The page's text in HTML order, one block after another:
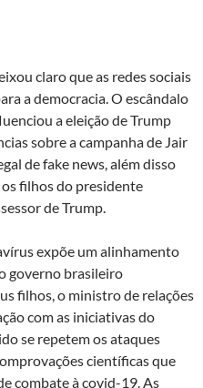
claro que as redes sociais
a democracia. O escândalo
a eleição de Trump
sobre a campanha de Jair
de fake news, além disso
filhos do presidente
de Trump.
expõe um alinhamento
governo brasileiro
filhos, o ministro de relações
com as iniciativas do
se repetem os ataques
científicas que
combate à covid-19. As